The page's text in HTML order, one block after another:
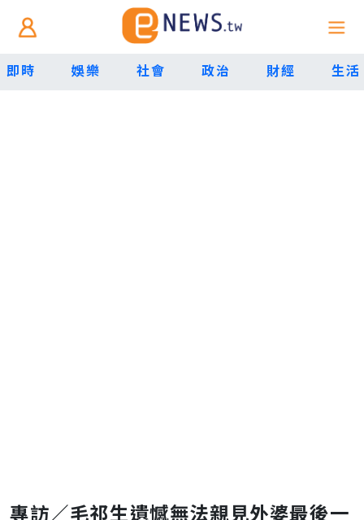
即時 娛樂 社會 政治 財經 生活
專訪／毛祁生遺憾無法親見外婆最後一